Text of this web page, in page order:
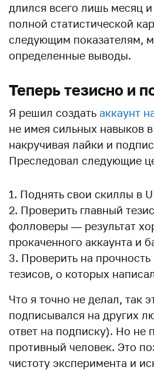
длился всего лишь месяц
полной статистической
следующим показателям,
определенные выводы.
Теперь тезисно и
Я решил создать аккаунт
не имея сильных навыков
накручивая лайки и
Преследовал следующие
Поднять свои скиллы в
Проверить главный
фолловеры — результат
прокаченного аккаунта и
Проверить на прочность
тезисов, о которых
Что я точно не делал, так
подписывался на других
ответ на подписку). Но не
противный человек. Это
чистоту эксперимента и